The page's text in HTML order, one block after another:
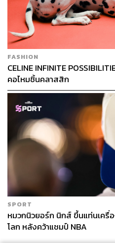
FASHION
CELINE INFINITE
คอไหมชิ้นคลาสสิก
SPORT
หมวกนิวยอร์ก นิกส์ ขึ้นแท่นเค
โลก หลังคว้าแชมป์ NBA